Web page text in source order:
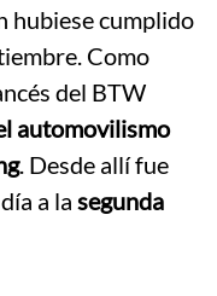
hubiese cumplido
Como
del BTW
automovilismo
. Desde allí fue
a la segunda